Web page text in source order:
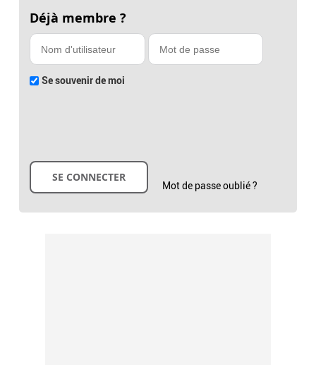
Déjà membre ?
Se souvenir de moi
Mot de passe oublié ?